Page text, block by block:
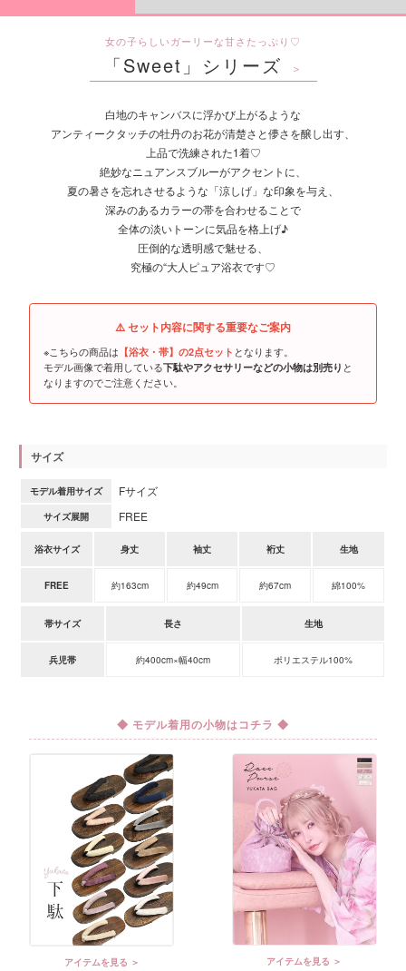
女の子らしいガーリーな甘さたっぷり♡
「Sweet」シリーズ ＞
白地のキャンバスに浮かび上がるような
アンティークタッチの牡丹のお花が清楚さと儚さを醸し出す、
上品で洗練された1着♡
絶妙なニュアンスブルーがアクセントに、
夏の暑さを忘れさせるような「涼しげ」な印象を与え、
深みのあるカラーの帯を合わせることで
全体の淡いトーンに気品を格上げ♪
圧倒的な透明感で魅せる、
究極の“大人ピュア浴衣です♡
⚠️ セット内容に関する重要なご案内
※こちらの商品は 【浴衣・帯】の2点セット となります。
モデル画像で着用している下駄やアクセサリーなどの小物は別売り と
なりますのでご注意ください。
サイズ
モデル着用サイズ Fサイズ
サイズ展開 FREE
浴衣サイズ 身丈 袖丈 裄丈 生地
FREE 約163cm 約49cm 約67cm 綿100%
帯サイズ 長さ 生地
兵児帯 約400cm×幅40cm ポリエステル100%
◆ モデル着用の小物はコチラ ◆
アイテムを見る ＞ アイテムを見る ＞